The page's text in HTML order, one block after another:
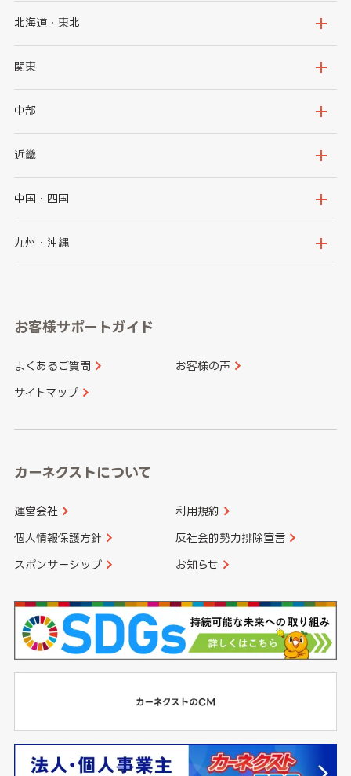
北海道・東北
北海道
岩手県
秋田県
関東
茨城県
群馬県
千葉県
神奈川県
中部
新潟県
石川県
山梨県
愛知県
近畿
大阪府
京都府
和歌山県
中国・四国
鳥取県
山口県
香川県 愛媛県
九州・沖縄
長崎県
大分県 宮崎県
お客様サポートガイド
よくあるご質問 お客様の声
サイトマップ
カーネクストについて
運営会社 利用規約
個人情報保護方針 反社会的勢力排除宣言
スポンサーシップ お知らせ